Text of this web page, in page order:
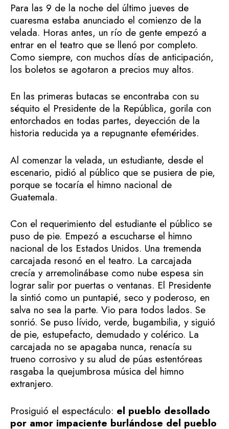
Para las 9 de la noche del último jueves de
cuaresma estaba anunciado el comienzo de la
velada. Horas antes, un río de gente empezó a
entrar en el teatro que se llenó por completo.
Como siempre, con muchos días de anticipación,
los boletos se agotaron a precios muy altos.
En las primeras butacas se encontraba con su
séquito el Presidente de la República, gorila con
entorchados en todas partes, deyección de la
historia reducida ya a repugnante efemérides.
Al comenzar la velada, un estudiante, desde el
escenario, pidió al público que se pusiera de pie,
porque se tocaría el himno nacional de
Guatemala.
Con el requerimiento del estudiante el público se
puso de pie. Empezó a escucharse el himno
nacional de los Estados Unidos. Una tremenda
carcajada resonó en el teatro. La carcajada
crecía y arremolinábase como nube espesa sin
lograr salir por puertas o ventanas. El Presidente
la sintió como un puntapié, seco y poderoso, en
salva no sea la parte. Vio para todos lados. Se
sonrió. Se puso lívido, verde, bugambilia, y siguió
de pie, estupefacto, demudado y colérico. La
carcajada no se apagaba nunca, renacía su
trueno corrosivo y su alud de púas estentóreas
rasgaba la quejumbrosa música del himno
extranjero.
Prosiguió el espectáculo: el pueblo desollado
por amor impaciente burlándose del pueblo